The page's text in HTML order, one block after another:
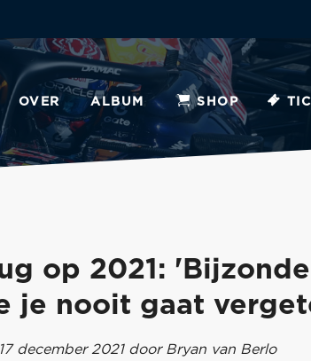
OVER ALBUM SHOP
op 2021:
je nooit gaat
december 2021 door Bryan van Berlo